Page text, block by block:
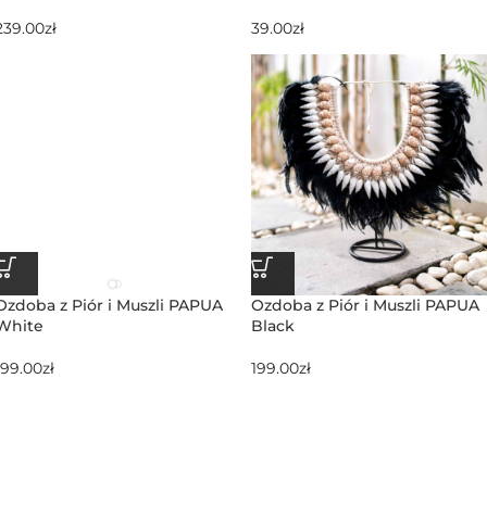
zł 39.00zł
z Piór i Muszli PAPUA
zł
Ozdoba z Piór i Muszli PAPUA
Black
199.00zł